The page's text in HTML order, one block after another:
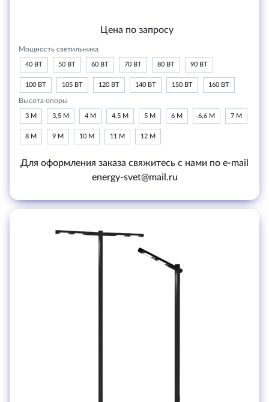
Цена по запросу
Мощность светильника
40 ВТ 50 ВТ 60 ВТ 70 ВТ 80 ВТ 90 ВТ
100 ВТ 105 ВТ 120 ВТ 140 ВТ 150 ВТ 160 ВТ
Высота опоры
3 М 3,5 М 4 М 4,5 М 5 М 6 М 6,6 М 7 М
8 М 9 М 10 М 11 М 12 М
Для оформления заказа свяжитесь с нами по e-mail
energy-svet@mail.ru